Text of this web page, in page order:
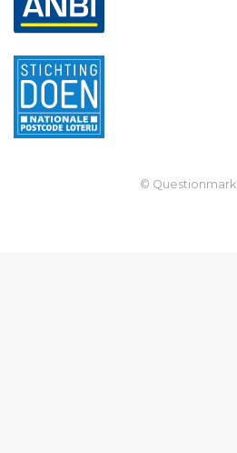
© Questionmark